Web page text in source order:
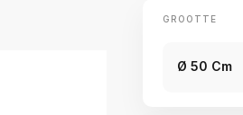
GROOTTE
Ø 50 Cm